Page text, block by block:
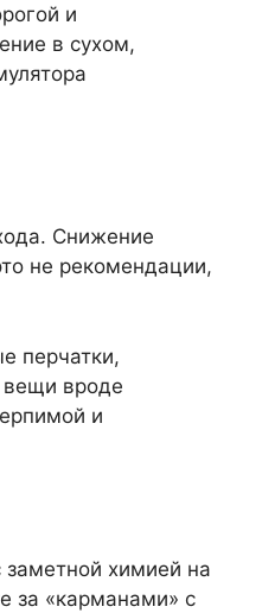
и
в сухом,
Снижение
не рекомендации,
перчатки,
вещи вроде
и
заметной химией на
за «карманами» с